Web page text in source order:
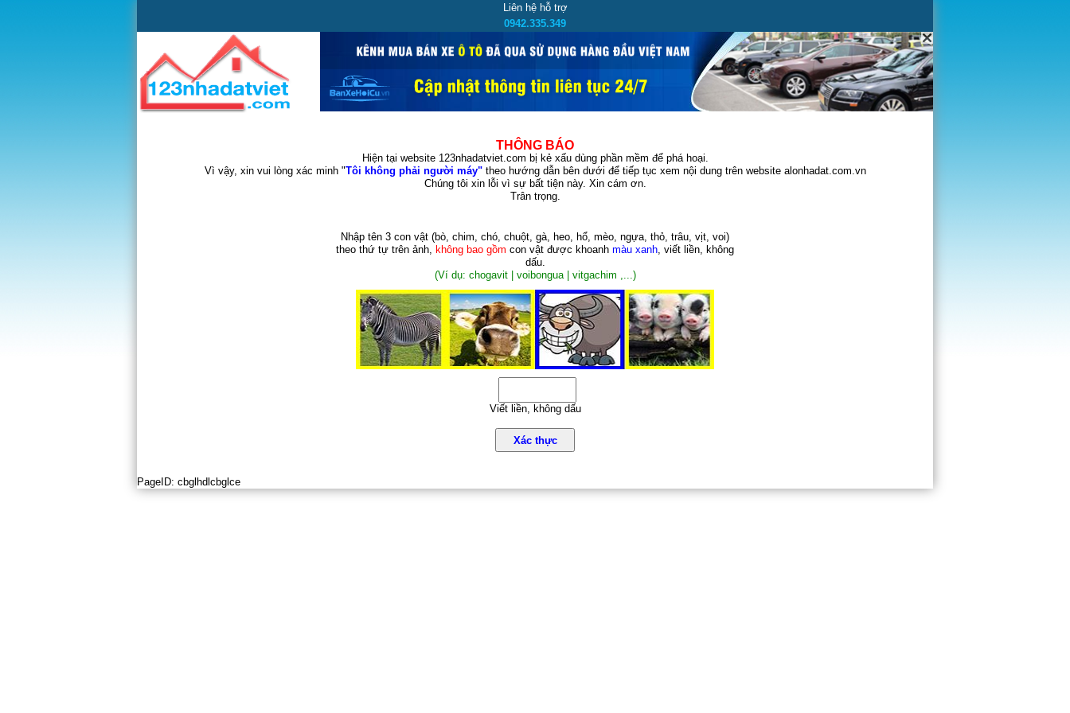
Liên hệ hỗ trợ
0942.335.349
THÔNG BÁO
Hiện tại website 123nhadatviet.com bị kẻ xấu dùng phần mềm để phá hoại.
Vì vậy, xin vui lòng xác minh "Tôi không phải người máy"theo hướng dẫn bên dưới để tiếp tục xem nội dung trên website alonhadat.com.vn
Chúng tôi xin lỗi vì sự bất tiện này. Xin cám ơn.
Trân trọng.
Nhập tên 3 con vật (bò, chim, chó, chuột, gà, heo, hổ, mèo, ngựa, thỏ, trâu, vịt, voi)
theo thứ tự trên ảnh, không bao gồm con vật được khoanh màu xanh, viết liền, không
dấu.
(Ví dụ: chogavit | voibongua | vitgachim ,...)
Viết liền, không dấu
Xác thực
PageID: cbglhdlcbglce